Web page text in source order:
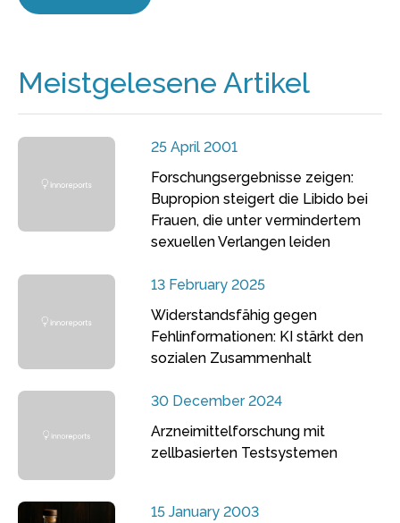
Meistgelesene Artikel
25 April 2001
Forschungsergebnisse zeigen:
Bupropion steigert die Libido bei
Frauen, die unter vermindertem
sexuellen Verlangen leiden
13 February 2025
Widerstandsfähig gegen
Fehlinformationen: KI stärkt den
sozialen Zusammenhalt
30 December 2024
Arzneimittelforschung mit
zellbasierten Testsystemen
15 January 2003